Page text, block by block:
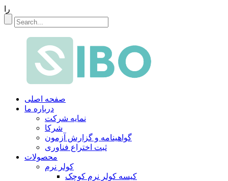
را
صفحه اصلی
درباره ما
نمایه شرکت
شرکا
گواهینامه و گزارش آزمون
ثبت اختراع فناوری
محصولات
کولر نرم
کیسه کولر نرم کوچک